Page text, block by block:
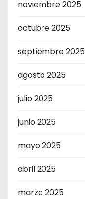
noviembre 2025
octubre 2025
septiembre 2025
agosto 2025
julio 2025
junio 2025
mayo 2025
abril 2025
marzo 2025